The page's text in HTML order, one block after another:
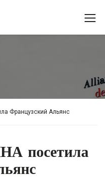
Французский Альянс
посетила